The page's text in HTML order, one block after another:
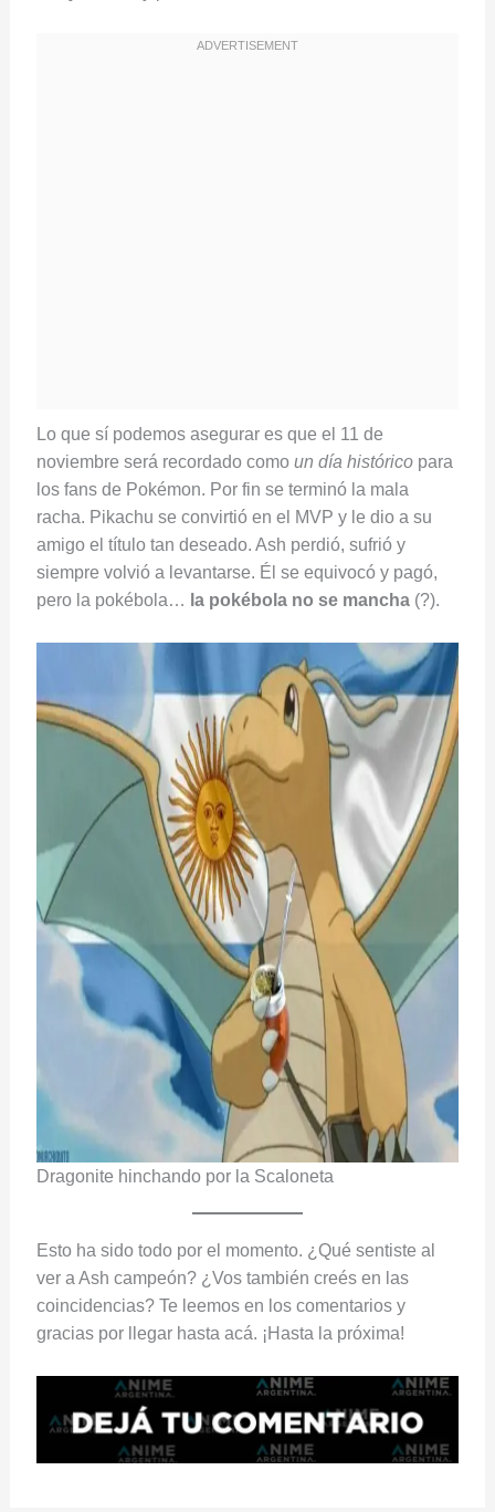
Lo que sí podemos asegurar es que el 11 de
noviembre será recordado como un día históricopara
los fans de Pokémon. Por fin se terminó la mala
racha. Pikachu se convirtió en el MVP y le dio a su
amigo el título tan deseado. Ash perdió, sufrió y
siempre volvió a levantarse. Él se equivocó y pagó,
pero la pokébola… la pokébola no se mancha(?).
Dragonite hinchando por la Scaloneta
Esto ha sido todo por el momento. ¿Qué sentiste al
ver a Ash campeón? ¿Vos también creés en las
coincidencias? Te leemos en los comentarios y
gracias por llegar hasta acá. ¡Hasta la próxima!